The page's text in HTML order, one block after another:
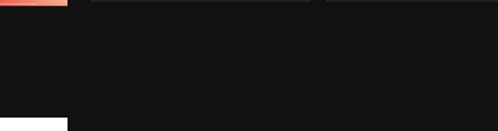
FORD MONDEO(2007-2011)FOCUS(2008-
con i comandi al volante di